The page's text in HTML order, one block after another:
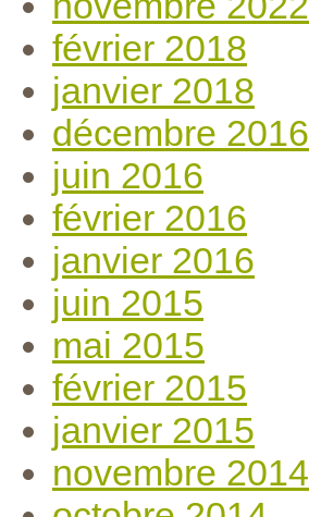
février 2018
janvier 2018
décembre 2016
juin 2016
février 2016
janvier 2016
juin 2015
mai 2015
février 2015
janvier 2015
novembre 2014